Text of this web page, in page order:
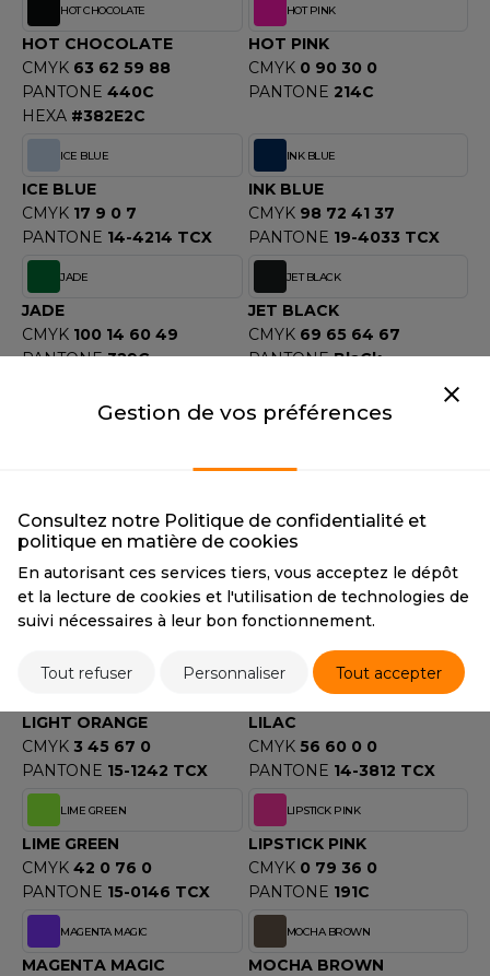
HOT CHOCOLATE
HOT CHOCOLATE
CMYK 63 62 59 88
PANTONE 440C
HEXA #382E2C
HOT PINK
HOT PINK
CMYK 0 90 30 0
PANTONE 214C
ICE BLUE
ICE BLUE
CMYK 17 9 0 7
PANTONE 14-4214 TCX
INK BLUE
INK BLUE
CMYK 98 72 41 37
PANTONE 19-4033 TCX
JADE
JADE
CMYK 100 14 60 49
PANTONE 329C
JET BLACK
JET BLACK
CMYK 69 65 64 67
PANTONE BlaCk
KELLY GREEN KHAKI
LAGOON BLUE
LAGOON BLUE
CMYK 82 27 37 10
PANTONE 18-4735 TCX
LAVENDER
LAVENDER
CMYK 18 20 5 1
PANTONE 2563C
#CBA3D8
LIGHT ORANGE
CMYK 3 45 67 0
PANTONE 15-1242 TCX
LILAC
CMYK 56 60 0 0
PANTONE 14-3812 TCX
LIME GREEN
LIME GREEN
CMYK 42 0 76 0
PANTONE 15-0146 TCX
LIPSTICK PINK
LIPSTICK PINK
CMYK 0 79 36 0
PANTONE 191C
MAGENTA MAGIC
MAGENTA MAGIC
MOCHA BROWN
MOCHA BROWN
Gestion de vos préférences
Consultez notre Politique de confidentialité et
politique en matière de cookies
En autorisant ces services tiers, vous acceptez le dépôt
et la lecture de cookies et l'utilisation de technologies de
suivi nécessaires à leur bon fonctionnement.
Tout refuser Personnaliser Tout accepter